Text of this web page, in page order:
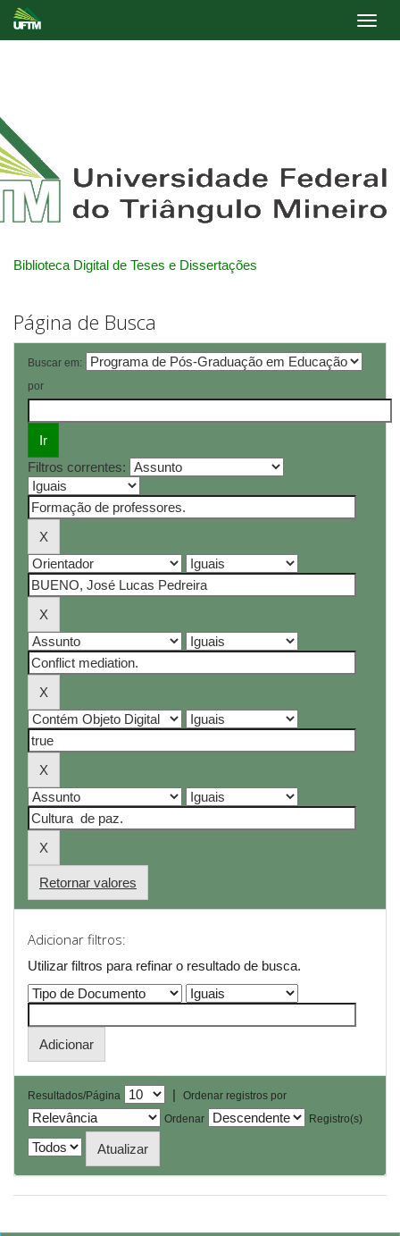
Biblioteca Digital de Teses e Dissertações
Página de Busca
Buscar em:
por
Filtros correntes:
Retornar valores
Adicionar filtros:
Utilizar filtros para refinar o resultado de busca.
Resultados/Página |
Ordenar registros por
Ordenar
Registro(s)